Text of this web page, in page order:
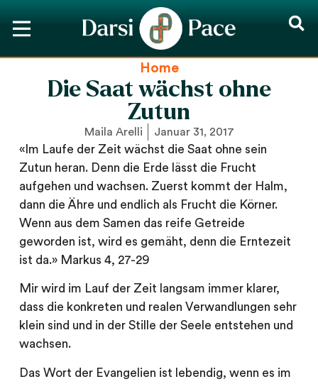
Home
Die Saat wächst ohne
Zutun
Maila Arelli Januar 31, 2017
«Im Laufe der Zeit wächst die Saat ohne sein
Zutun heran. Denn die Erde lässt die Frucht
aufgehen und wachsen. Zuerst kommt der Halm,
dann die Ähre und endlich als Frucht die Körner.
Wenn aus dem Samen das reife Getreide
geworden ist, wird es gemäht, denn die Erntezeit
ist da.» Markus 4, 27-29
Mir wird im Lauf der Zeit langsam immer klarer,
dass die konkreten und realen Verwandlungen sehr
klein sind und in der Stille der Seele entstehen und
wachsen.
Das Wort der Evangelien ist lebendig, wenn es im